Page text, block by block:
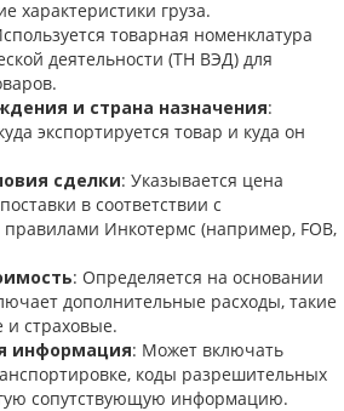
характеристики груза.
товарная номенклатура
деятельности (ТН ВЭД) для
и страна назначения:
экспортируется товар и куда он
сделки: Указывается цена
в соответствии с
Инкотермс (например, FOB,
: Определяется на основании
дополнительные расходы, такие
и страховые.
информация: Может включать
коды разрешительных
сопутствующую информацию.